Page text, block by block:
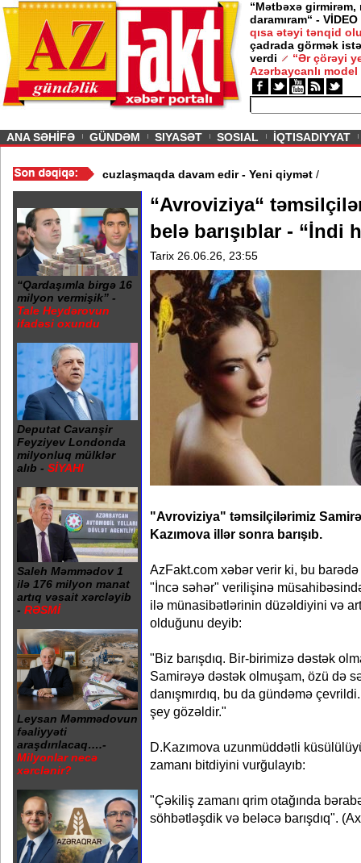
“Mətbəxə girmirəm,
daramıram“ - VİDEO
qısa ətəyi tənqid
çadrada görmək
verdi
“Ər çörəyi
Azərbaycanlı model
ANA SƏHİFƏ GÜNDƏM SIYASƏT SOSIAL İQTISADIYYAT
/Azərbaycan nefti ucuzlaşmaqda davam edir - Yeni qiymət
“Qardaşımla birgə 16
milyon vermişik” -
Tale Heydərovun
ifadəsi oxundu
Deputat Cavanşir
Feyziyev Londonda
milyonluq mülklər
alıb - SİYAHI
Saleh Məmmədov 1
ilə 176 milyon manat
artıq vəsait xərcləyib
- RƏSMİ
Leysan Məmmədovun
fəaliyyəti
araşdırılacaq….-
Milyonlar necə
xərclənir?
“Avroviziya“
belə barışıblar - “İndi
Tarix 26.06.26, 23:55
"Avroviziya" təmsilçilərimiz
Kazımova illər sonra barışıb.
AzFakt.com xəbər verir ki, bu
"İncə səhər" verilişinə
ilə münasibətlərinin düzəldiyini və
olduğunu deyib:
"Biz barışdıq. Bir-birimizə dəstək
Samirəyə dəstək olmuşam, özü də
danışmırdıq, bu da gündəmə
şey gözəldir."
D.Kazımova uzunmüddətli
zamanı bitdiyini vurğulayıb:
"Çəkiliş zamanı qrim otağında
söhbətləşdik və beləcə barışdıq".